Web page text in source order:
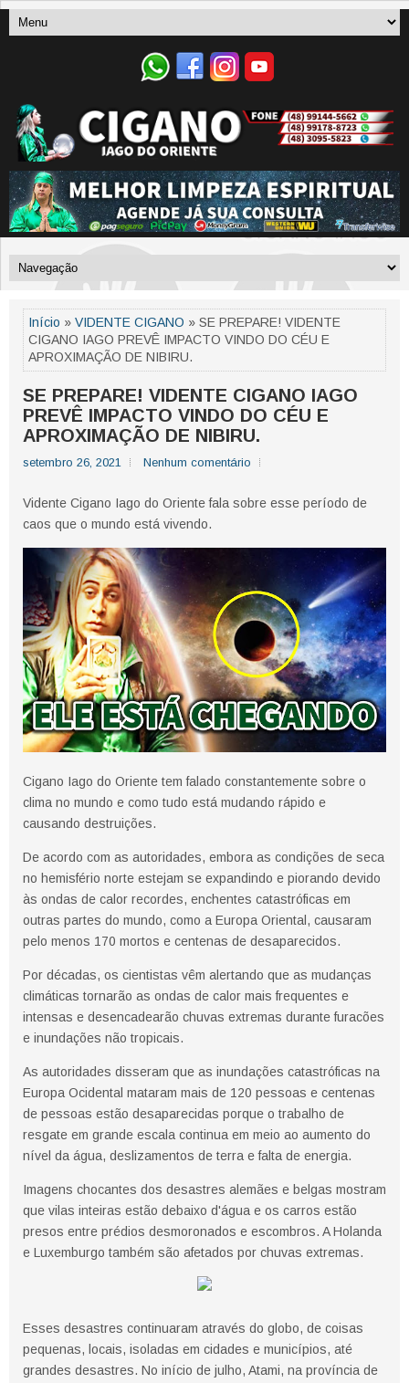
Início » VIDENTE CIGANO » SE PREPARE! VIDENTE
CIGANO IAGO PREVÊ IMPACTO VINDO DO CÉU E
APROXIMAÇÃO DE NIBIRU.
SE PREPARE! VIDENTE CIGANO IAGO
PREVÊ IMPACTO VINDO DO CÉU E
APROXIMAÇÃO DE NIBIRU.
setembro 26, 2021 Nenhum comentário
Vidente Cigano Iago do Oriente fala sobre esse período de
caos que o mundo está vivendo.
Cigano Iago do Oriente tem falado constantemente sobre o
clima no mundo e como tudo está mudando rápido e
causando destruições.
De acordo com as autoridades, embora as condições de seca
no hemisfério norte estejam se expandindo e piorando devido
às ondas de calor recordes, enchentes catastróficas em
outras partes do mundo, como a Europa Oriental, causaram
pelo menos 170 mortos e centenas de desaparecidos.
Por décadas, os cientistas vêm alertando que as mudanças
climáticas tornarão as ondas de calor mais frequentes e
intensas e desencadearão chuvas extremas durante furacões
e inundações não tropicais.
As autoridades disseram que as inundações catastróficas na
Europa Ocidental mataram mais de 120 pessoas e centenas
de pessoas estão desaparecidas porque o trabalho de
resgate em grande escala continua em meio ao aumento do
nível da água, deslizamentos de terra e falta de energia.
Imagens chocantes dos desastres alemães e belgas mostram
que vilas inteiras estão debaixo d'água e os carros estão
presos entre prédios desmoronados e escombros. A Holanda
e Luxemburgo também são afetados por chuvas extremas.
Esses desastres continuaram através do globo, de coisas
pequenas, locais, isoladas em cidades e municípios, até
grandes desastres. No início de julho, Atami, na província de